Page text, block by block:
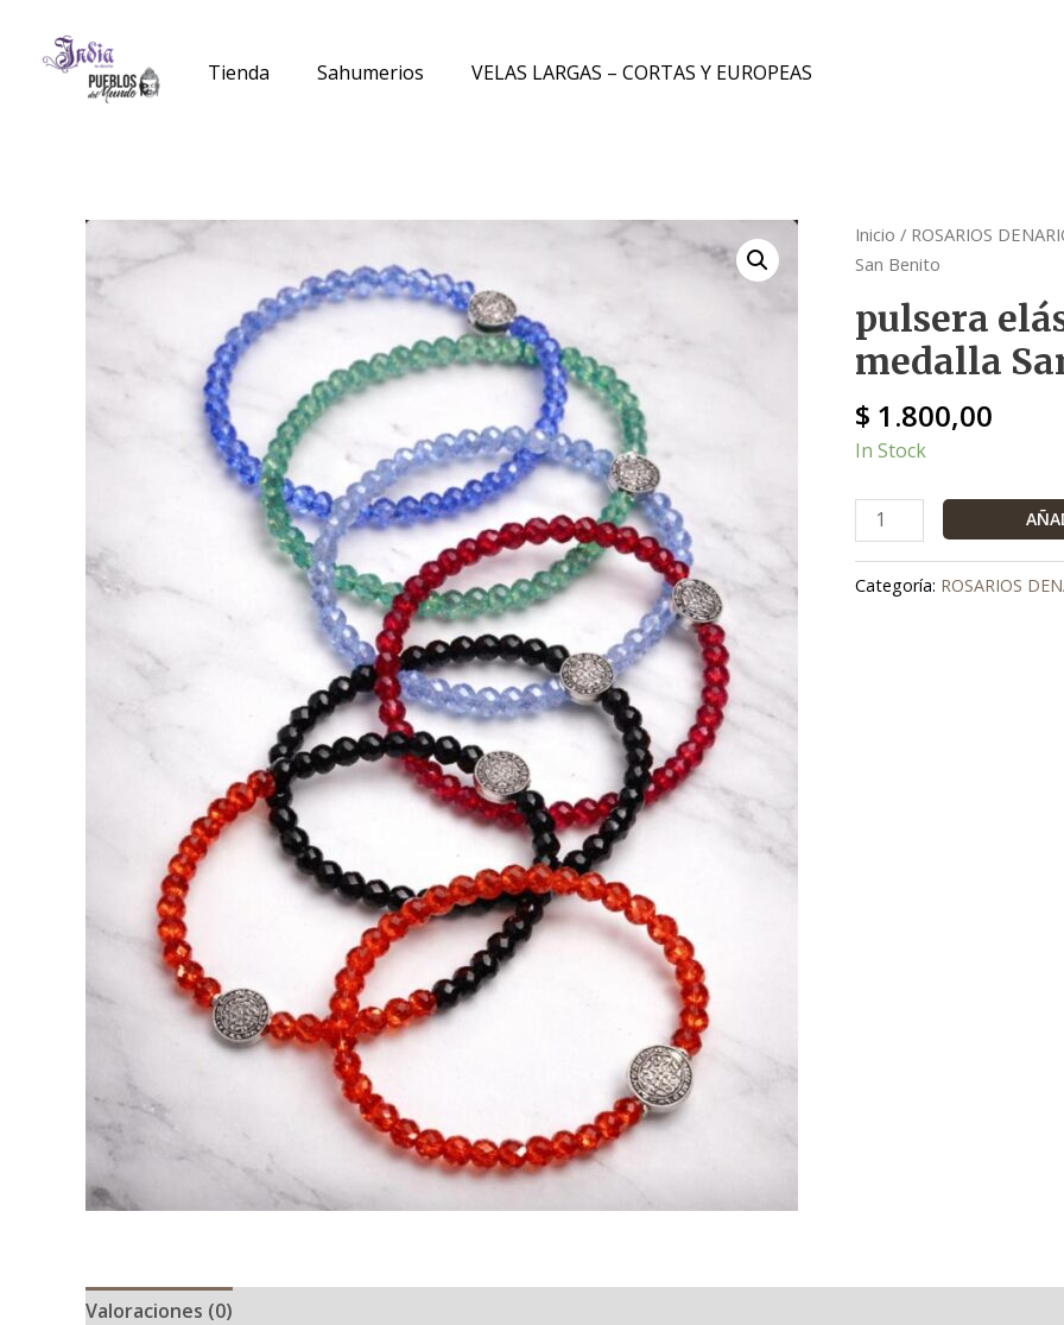
contenido
Tienda Sahumerios VELAS LARGAS – CORTAS Y EUROPEAS
Inicio / ROSARIOS
San Benito
pulsera
medalla
$ 1.800,00
In Stock
pulsera
elástica
cristal
y
medalla
San
Benito
Categoría: ROSARIOS
Valoraciones (0)